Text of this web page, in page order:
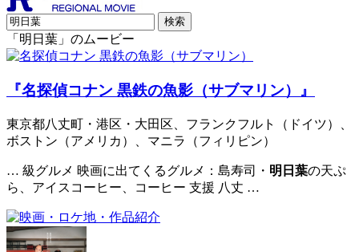
「明日葉」のムービー
『名探偵コナン 黒鉄の魚影（サブマリン）』
東京都八丈町・港区・大田区、フランクフルト（ドイツ）、
ボストン（アメリカ）、マニラ（フィリピン）
… 級グルメ 映画に出てくるグルメ：島寿司・ 明日葉の天ぷ
ら、アイスコーヒー、コーヒー 支援 八丈 …